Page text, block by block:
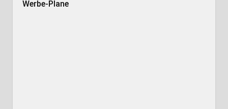
Werbe-Plane